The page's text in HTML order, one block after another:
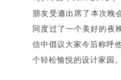
朋友受邀出席了本次晚
同度过了一个美好的夜
信中倡议大家今后称呼
个轻松愉悦的设计家园。